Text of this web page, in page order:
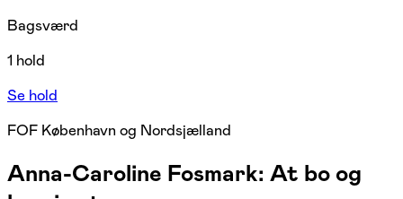
Bagsværd
1 hold
Se hold
FOF København og Nordsjælland
Anna-Caroline Fosmark: At bo og